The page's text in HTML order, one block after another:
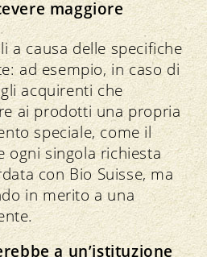
maggiore
a causa delle specifiche
ad esempio, in caso di
acquirenti che
ai prodotti una propria
speciale, come il
ogni singola richiesta
con Bio Suisse, ma
in merito a una
a un’istituzione